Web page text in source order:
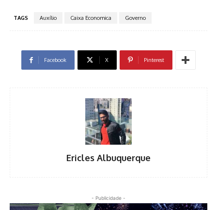
TAGS Auxílio Caixa Economica Governo
Facebook X Pinterest
Ericles Albuquerque
- Publicidade -